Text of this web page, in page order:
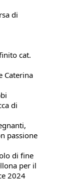
di
cat.
Caterina
di
passione
di fine
per il
2024